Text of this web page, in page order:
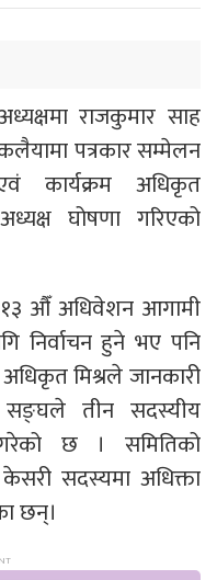
राजकुमार साह
पत्रकार सम्मेलन
कार्यक्रम अधिकृत
घोषणा गरिएको
१३ औँ अधिवेशन आगामी
हुने भए पनि
मिश्रले जानकारी
सङ्घले तीन सदस्यीय
छ । समितिको
सदस्यमा अधिक्ता
छन्।